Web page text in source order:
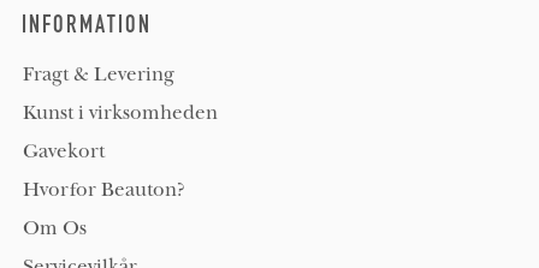
INFORMATION
Fragt & Levering
Kunst i virksomheden
Gavekort
Hvorfor Beauton?
Om Os